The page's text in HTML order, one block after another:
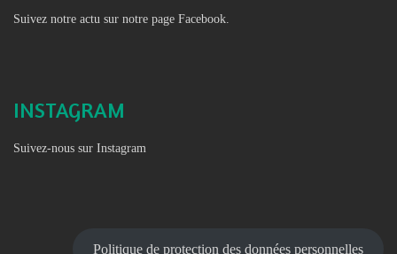
Suivez notre actu sur notre page Facebook.
INSTAGRAM
Suivez-nous sur Instagram
Politique de protection des données personnelles